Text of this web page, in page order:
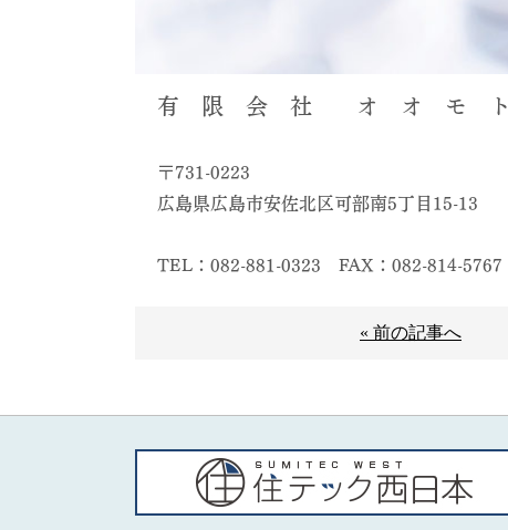
有 限 会 社 オ オ モ ト
〒731-0223
広島県広島市安佐北区可部南5丁目15-13
TEL：082-881-0323 FAX：082-814-5767
« 前の記事へ